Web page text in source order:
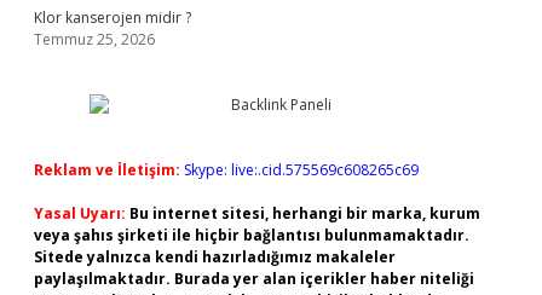
Klor kanserojen midir ?
Temmuz 25, 2026
Reklam ve İletişim: Skype: live:.cid.575569c608265c69
Yasal Uyarı: Bu internet sitesi, herhangi bir marka, kurum
veya şahıs şirketi ile hiçbir bağlantısı bulunmamaktadır.
Sitede yalnızca kendi hazırladığımız makaleler
paylaşılmaktadır. Burada yer alan içerikler haber niteliği